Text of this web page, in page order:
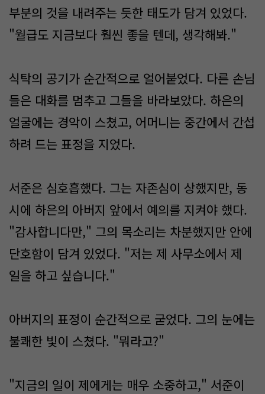
부분의 것을 내려주는 듯한 태도가 담겨 있었다.
"월급도 지금보다 훨씬 좋을 텐데, 생각해봐."
식탁의 공기가 순간적으로 얼어붙었다. 다른 손님
들은 대화를 멈추고 그들을 바라보았다. 하은의
얼굴에는 경악이 스쳤고, 어머니는 중간에서 간섭
하려 드는 표정을 지었다.
서준은 심호흡했다. 그는 자존심이 상했지만, 동
시에 하은의 아버지 앞에서 예의를 지켜야 했다.
"감사합니다만," 그의 목소리는 차분했지만 안에
단호함이 담겨 있었다. "저는 제 사무소에서 제
일을 하고 싶습니다."
아버지의 표정이 순간적으로 굳었다. 그의 눈에는
불쾌한 빛이 스쳤다. "뭐라고?"
"지금의 일이 제에게는 매우 소중하고," 서준이